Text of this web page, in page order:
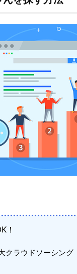
！
クラウドソーシング